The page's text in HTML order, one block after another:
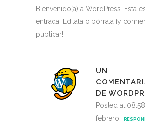
Bienvenido(a) a WordPress. Esta
entrada. Edítala o bórrala ¡y
publicar!
UN
DE
Posted at
febrero